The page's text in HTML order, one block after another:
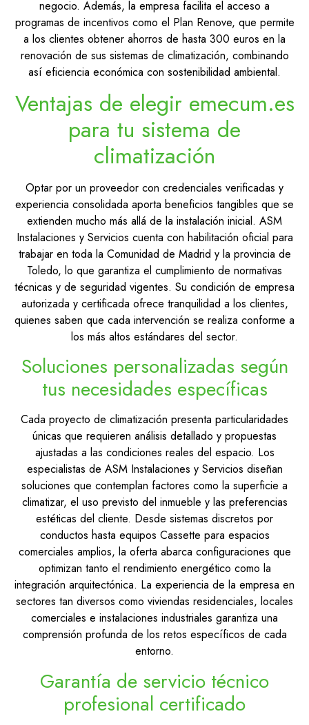
negocio. Además, la empresa facilita el acceso a
programas de incentivos como el Plan Renove, que permite
a los clientes obtener ahorros de hasta 300 euros en la
renovación de sus sistemas de climatización, combinando
así eficiencia económica con sostenibilidad ambiental.
Ventajas de elegir emecum.es
para tu sistema de
climatización
Optar por un proveedor con credenciales verificadas y
experiencia consolidada aporta beneficios tangibles que se
extienden mucho más allá de la instalación inicial. ASM
Instalaciones y Servicios cuenta con habilitación oficial para
trabajar en toda la Comunidad de Madrid y la provincia de
Toledo, lo que garantiza el cumplimiento de normativas
técnicas y de seguridad vigentes. Su condición de empresa
autorizada y certificada ofrece tranquilidad a los clientes,
quienes saben que cada intervención se realiza conforme a
los más altos estándares del sector.
Soluciones personalizadas según
tus necesidades específicas
Cada proyecto de climatización presenta particularidades
únicas que requieren análisis detallado y propuestas
ajustadas a las condiciones reales del espacio. Los
especialistas de ASM Instalaciones y Servicios diseñan
soluciones que contemplan factores como la superficie a
climatizar, el uso previsto del inmueble y las preferencias
estéticas del cliente. Desde sistemas discretos por
conductos hasta equipos Cassette para espacios
comerciales amplios, la oferta abarca configuraciones que
optimizan tanto el rendimiento energético como la
integración arquitectónica. La experiencia de la empresa en
sectores tan diversos como viviendas residenciales, locales
comerciales e instalaciones industriales garantiza una
comprensión profunda de los retos específicos de cada
entorno.
Garantía de servicio técnico
profesional certificado